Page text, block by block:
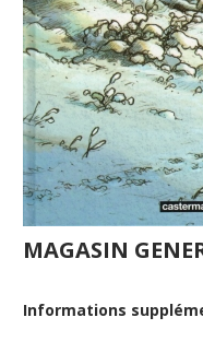
MAGASIN
Informations